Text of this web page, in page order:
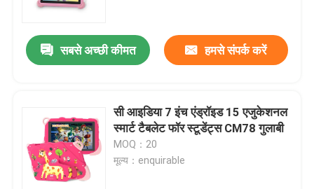
सबसे अच्छी कीमत हमसे संपर्क करें
सी आइडिया 7 इंच एंड्रॉइड 15 एजुकेशनल
स्मार्ट टैबलेट फॉर स्टूडेंट्स CM78 गुलाबी
MOQ：20
मूल्य：enquirable